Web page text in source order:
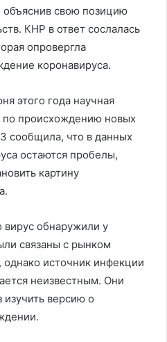
свою позицию
КНР в ответ сослалась
опровергла
коронавируса.
этого года научная
по происхождению новых
сообщила, что в данных
остаются пробелы,
картину
вирус обнаружили у
связаны с рынком
источник инфекции
неизвестным. Они
версию о